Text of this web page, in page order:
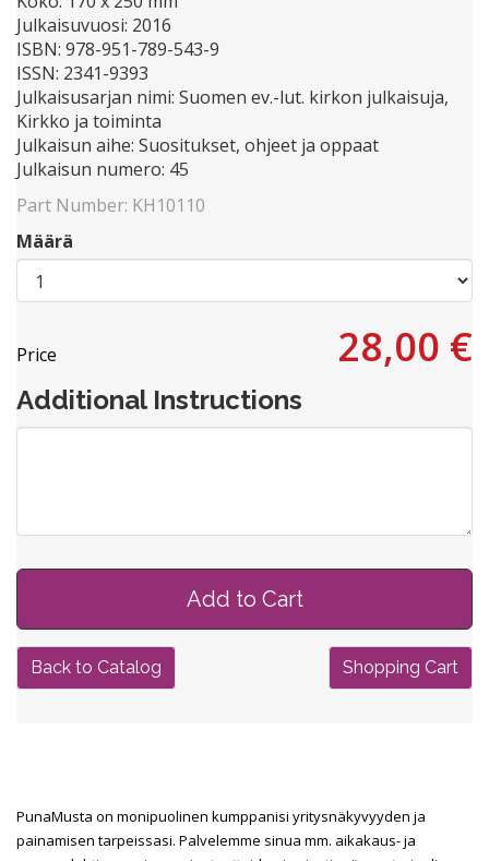
Julkaisuvuosi: 2016
ISBN: 978-951-789-543-9
ISSN: 2341-9393
Julkaisusarjan nimi: Suomen ev.-lut. kirkon julkaisuja,
Kirkko ja toiminta
Julkaisun aihe: Suositukset, ohjeet ja oppaat
Julkaisun numero: 45
Part Number: KH10110
Määrä
Price 28,00 €
Additional Instructions
Back to Catalog Shopping Cart
PunaMusta on monipuolinen kumppanisi yritysnäkyvyyden ja
painamisen tarpeissasi. Palvelemme sinua mm. aikakaus- ja